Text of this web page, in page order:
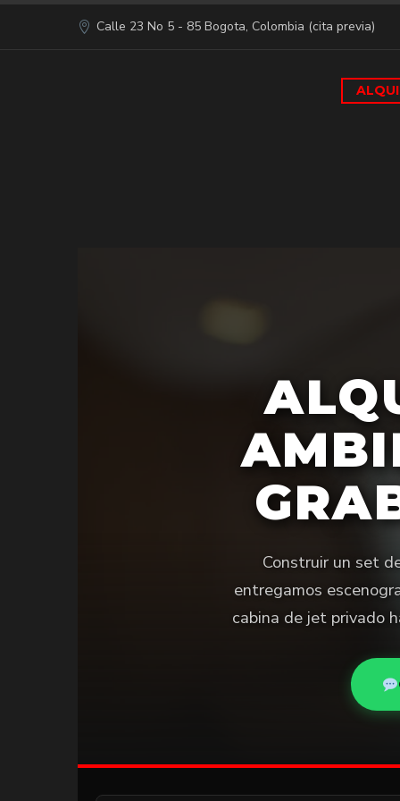
Calle 23 No 5 - 85 Bogota, Colombia (cita previa)
Construir un set
entregamos
cabina de jet privado